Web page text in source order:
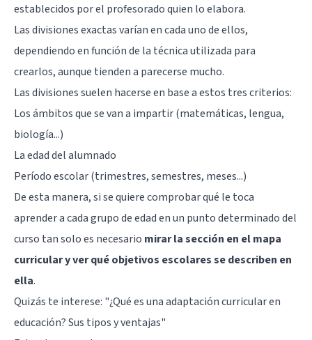
establecidos por el profesorado quien lo elabora.
Las divisiones exactas varían en cada uno de ellos,
dependiendo en función de la técnica utilizada para
crearlos, aunque tienden a parecerse mucho.
Las divisiones suelen hacerse en base a estos tres criterios:
Los ámbitos que se van a impartir (matemáticas, lengua,
biología...)
La edad del alumnado
Período escolar (trimestres, semestres, meses...)
De esta manera, si se quiere comprobar qué le toca
aprender a cada grupo de edad en un punto determinado del
curso tan solo es necesario mirar la sección en el mapa
curricular y ver qué objetivos escolares se describen en
ella.
Quizás te interese: "¿Qué es una adaptación curricular en
educación? Sus tipos y ventajas"